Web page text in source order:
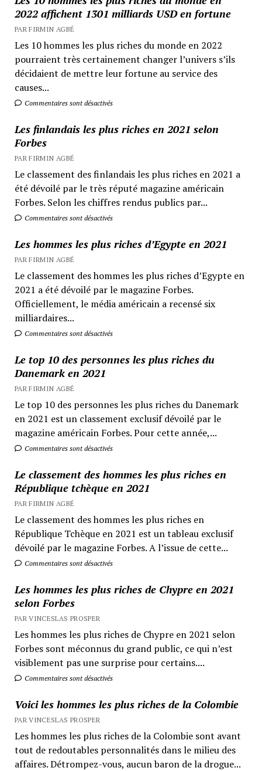
2022 affichent 1301 milliards USD en fortune
PAR FIRMIN AGBÉ
Les 10 hommes les plus riches du monde en 2022
pourraient très certainement changer l’univers s’ils
décidaient de mettre leur fortune au service des
causes...
Commentaires sont désactivés
Les finlandais les plus riches en 2021 selon
Forbes
PAR FIRMIN AGBÉ
Le classement des finlandais les plus riches en 2021 a
été dévoilé par le très réputé magazine américain
Forbes. Selon les chiffres rendus publics par...
Commentaires sont désactivés
Les hommes les plus riches d’Egypte en 2021
PAR FIRMIN AGBÉ
Le classement des hommes les plus riches d’Egypte en
2021 a été dévoilé par le magazine Forbes.
Officiellement, le média américain a recensé six
milliardaires...
Commentaires sont désactivés
Le top 10 des personnes les plus riches du
Danemark en 2021
PAR FIRMIN AGBÉ
Le top 10 des personnes les plus riches du Danemark
en 2021 est un classement exclusif dévoilé par le
magazine américain Forbes. Pour cette année,...
Commentaires sont désactivés
Le classement des hommes les plus riches en
République tchèque en 2021
PAR FIRMIN AGBÉ
Le classement des hommes les plus riches en
République Tchèque en 2021 est un tableau exclusif
dévoilé par le magazine Forbes. A l’issue de cette...
Commentaires sont désactivés
Les hommes les plus riches de Chypre en 2021
selon Forbes
PAR VINCESLAS PROSPER
Les hommes les plus riches de Chypre en 2021 selon
Forbes sont méconnus du grand public, ce qui n’est
visiblement pas une surprise pour certains....
Commentaires sont désactivés
Voici les hommes les plus riches de la Colombie
PAR VINCESLAS PROSPER
Les hommes les plus riches de la Colombie sont avant
tout de redoutables personnalités dans le milieu des
affaires. Détrompez-vous, aucun baron de la drogue...